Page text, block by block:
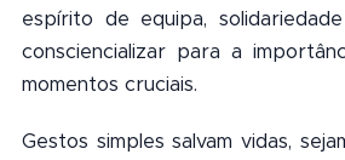
espírito de equipa,
consciencializar para a
momentos cruciais.
Gestos simples salvam vidas,